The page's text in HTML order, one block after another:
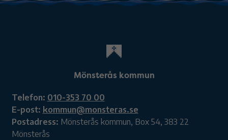
Mönsterås kommun
Telefon: 010-353 70 00
E-post: kommun@monsteras.se
Postadress: Mönsterås kommun, Box 54, 383 22
Mönsterås